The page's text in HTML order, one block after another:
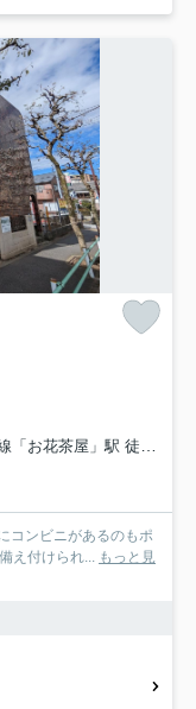
お花茶屋」駅 徒歩22分
コンビニがあるのもポ
え付けられ... もっと見